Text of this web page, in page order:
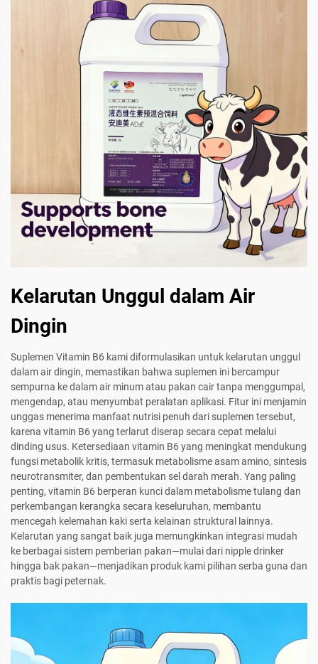
Kelarutan Unggul dalam Air
Dingin
Suplemen Vitamin B6 kami diformulasikan untuk kelarutan unggul
dalam air dingin, memastikan bahwa suplemen ini bercampur
sempurna ke dalam air minum atau pakan cair tanpa menggumpal,
mengendap, atau menyumbat peralatan aplikasi. Fitur ini menjamin
unggas menerima manfaat nutrisi penuh dari suplemen tersebut,
karena vitamin B6 yang terlarut diserap secara cepat melalui
dinding usus. Ketersediaan vitamin B6 yang meningkat mendukung
fungsi metabolik kritis, termasuk metabolisme asam amino, sintesis
neurotransmiter, dan pembentukan sel darah merah. Yang paling
penting, vitamin B6 berperan kunci dalam metabolisme tulang dan
perkembangan kerangka secara keseluruhan, membantu
mencegah kelemahan kaki serta kelainan struktural lainnya.
Kelarutan yang sangat baik juga memungkinkan integrasi mudah
ke berbagai sistem pemberian pakan—mulai dari nipple drinker
hingga bak pakan—menjadikan produk kami pilihan serba guna dan
praktis bagi peternak.